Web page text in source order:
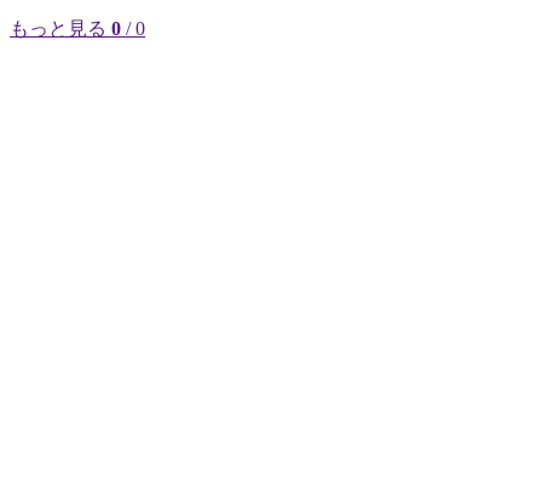
もっと見る 0 / 0